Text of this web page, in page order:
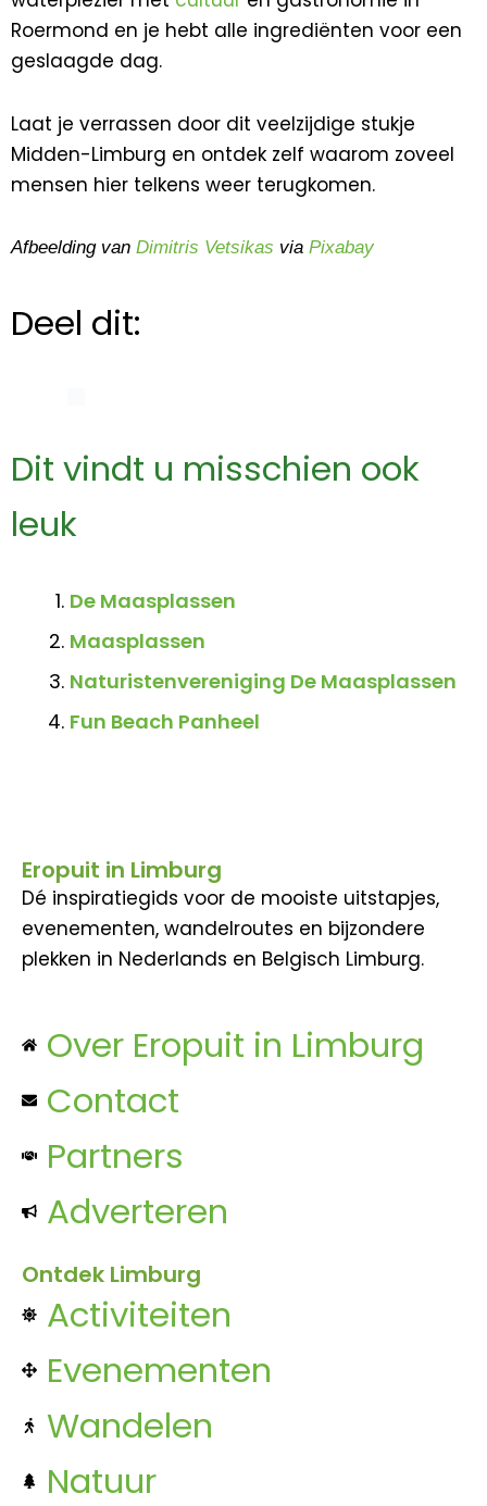
Roermond en je hebt alle ingrediënten voor een
geslaagde dag.
Laat je verrassen door dit veelzijdige stukje
Midden-Limburg en ontdek zelf waarom zoveel
mensen hier telkens weer terugkomen.
Afbeelding van Dimitris Vetsikas via Pixabay
Deel dit:
Dit vindt u misschien ook
leuk
De Maasplassen
Maasplassen
Naturistenvereniging De Maasplassen
Fun Beach Panheel
Eropuit in Limburg
Dé inspiratiegids voor de mooiste uitstapjes,
evenementen, wandelroutes en bijzondere
plekken in Nederlands en Belgisch Limburg.
Over Eropuit in Limburg
Contact
Partners
Adverteren
Ontdek Limburg
Activiteiten
Evenementen
Wandelen
Natuur